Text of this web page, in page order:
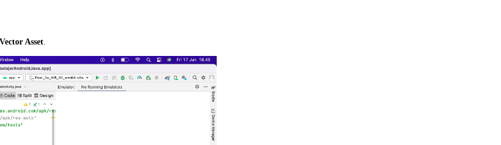
Vector Asset